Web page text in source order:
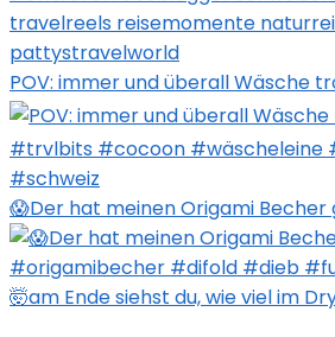
POV: immer und überall Wäsche
😱Der hat meinen Origami
🤯am Ende siehst du, wie viel im